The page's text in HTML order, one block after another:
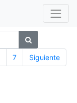
7 Siguiente